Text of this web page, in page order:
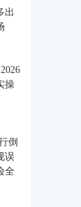
出
操
倒
误
全